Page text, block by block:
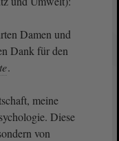
Damen und
Dank für den
.
meine
Diese
von